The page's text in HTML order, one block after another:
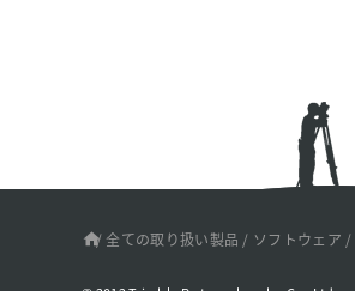
/全ての取り扱い製品 / ソフトウェア /